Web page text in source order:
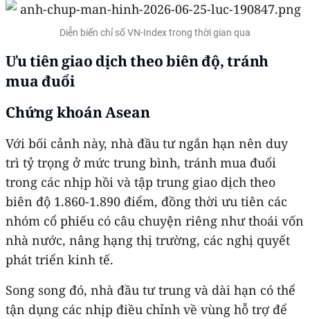
Diễn biến chỉ số VN-Index trong thời gian qua
Ưu tiên giao dịch theo biên độ, tránh
mua đuổi
Chứng khoán Asean
Với bối cảnh này, nhà đầu tư ngắn hạn nên duy
trì tỷ trọng ở mức trung bình, tránh mua đuổi
trong các nhịp hồi và tập trung giao dịch theo
biên độ 1.860-1.890 điểm, đồng thời ưu tiên các
nhóm cổ phiếu có câu chuyện riêng như thoái vốn
nhà nước, nâng hạng thị trường, các nghị quyết
phát triển kinh tế.
Song song đó, nhà đầu tư trung và dài hạn có thể
tận dụng các nhịp điều chỉnh về vùng hỗ trợ để